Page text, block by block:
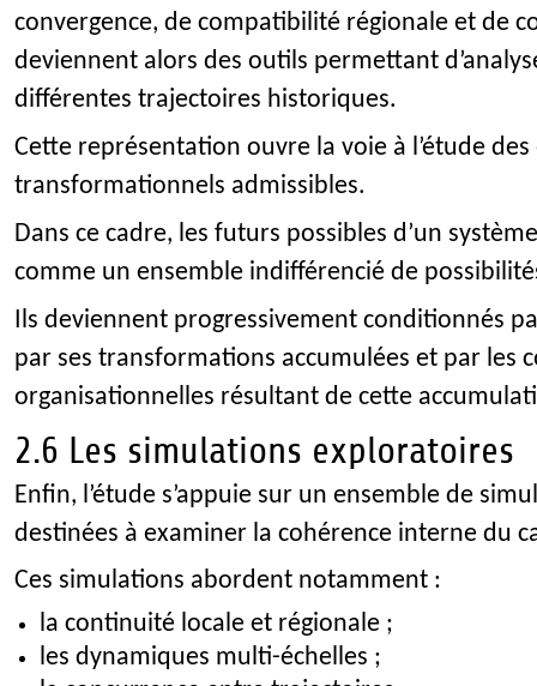
convergence, de compatibilité régionale et de
deviennent alors des outils permettant
différentes trajectoires historiques.
Cette représentation ouvre la voie à l’étude des
transformationnels admissibles.
Dans ce cadre, les futurs possibles d’un
comme un ensemble indifférencié de
Ils deviennent progressivement conditionnés
par ses transformations accumulées et par les
organisationnelles résultant de cette
2.6 Les simulations exploratoires
Enfin, l’étude s’appuie sur un ensemble de
destinées à examiner la cohérence interne du
Ces simulations abordent notamment :
la continuité locale et régionale ;
les dynamiques multi-échelles ;